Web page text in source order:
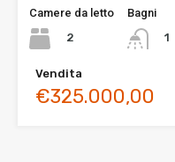
Camere da letto
2
Bagni
1
Vendita
€325.000,00